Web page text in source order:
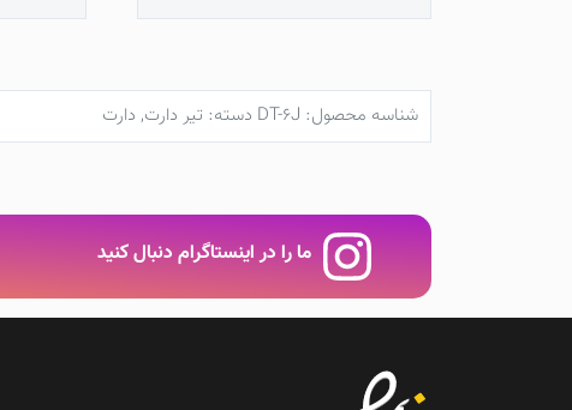
مختلفی
می
باشد.
ممکن
صفحه
محصول
شوند
شناسه محصول: DT-6J دسته: تیر دارت, دارت
ما را در اینستاگرام دنبال کنید